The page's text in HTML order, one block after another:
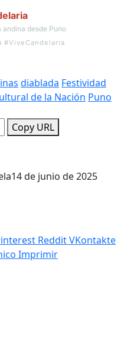
andina desde Puno
#ViveCandelaria
diablada Festividad
de la Nación Puno
Copy URL
14 de junio de 2025
RedditVKontakte
Imprimir